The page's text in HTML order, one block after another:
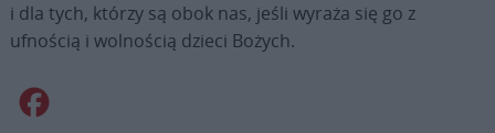
i dla tych, którzy są obok nas, jeśli wyraża się go z
ufnością i wolnością dzieci Bożych.